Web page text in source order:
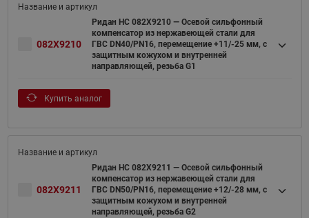
082X9210
Ридан НС 082X9210 — Осевой сильфонный
компенсатор из нержавеющей стали для
ГВС DN40/PN16, перемещение +11/-25 мм, с
защитным кожухом и внутренней
направляющей, резьба G1
Купить аналог
082X9211
Ридан НС 082X9211 — Осевой сильфонный
компенсатор из нержавеющей стали для
ГВС DN50/PN16, перемещение +12/-28 мм, с
защитным кожухом и внутренней
направляющей, резьба G2